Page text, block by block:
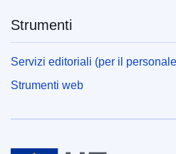
Strumenti
Servizi editoriali (per il
Strumenti web
Unione europea